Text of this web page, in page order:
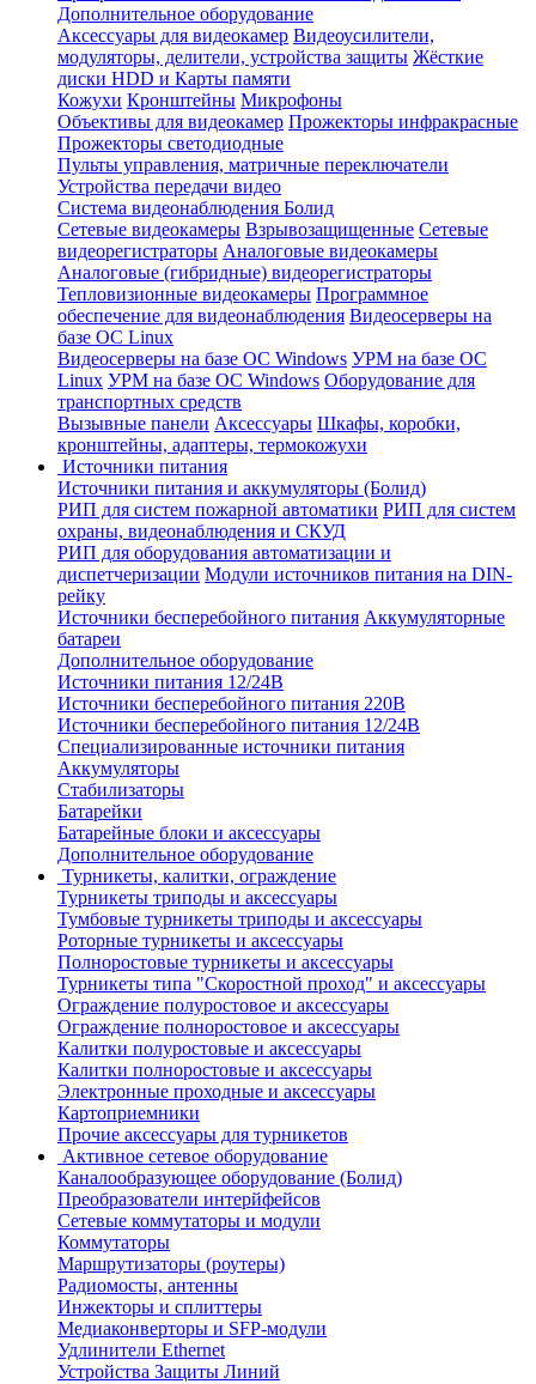
Дополнительное оборудование
Аксессуары для видеокамер Видеоусилители,
модуляторы, делители, устройства защиты Жёсткие
диски HDD и Карты памяти
Кожухи Кронштейны Микрофоны
Объективы для видеокамер Прожекторы инфракрасные
Прожекторы светодиодные
Пульты управления, матричные переключатели
Устройства передачи видео
Система видеонаблюдения Болид
Сетевые видеокамеры Взрывозащищенные Сетевые
видеорегистраторы Аналоговые видеокамеры
Аналоговые (гибридные) видеорегистраторы
Тепловизионные видеокамеры Программное
обеспечение для видеонаблюдения Видеосерверы на
базе ОС Linux
Видеосерверы на базе ОС Windows УРМ на базе ОС
Linux УРМ на базе ОС Windows Оборудование для
транспортных средств
Вызывные панели Аксессуары Шкафы, коробки,
кронштейны, адаптеры, термокожухи
Источники питания
Источники питания и аккумуляторы (Болид)
РИП для систем пожарной автоматики РИП для систем
охраны, видеонаблюдения и СКУД
РИП для оборудования автоматизации и
диспетчеризации Модули источников питания на DIN-
рейку
Источники бесперебойного питания Аккумуляторные
батареи
Дополнительное оборудование
Источники питания 12/24В
Источники бесперебойного питания 220В
Источники бесперебойного питания 12/24В
Специализированные источники питания
Аккумуляторы
Стабилизаторы
Батарейки
Батарейные блоки и аксессуары
Дополнительное оборудование
Турникеты, калитки, ограждение
Турникеты триподы и аксессуары
Тумбовые турникеты триподы и аксессуары
Роторные турникеты и аксессуары
Полноростовые турникеты и аксессуары
Турникеты типа "Скоростной проход" и аксессуары
Ограждение полуростовое и аксессуары
Ограждение полноростовое и аксессуары
Калитки полуростовые и аксессуары
Калитки полноростовые и аксессуары
Электронные проходные и аксессуары
Картоприемники
Прочие аксессуары для турникетов
Активное сетевое оборудование
Каналообразующее оборудование (Болид)
Преобразователи интерйфейсов
Сетевые коммутаторы и модули
Коммутаторы
Маршрутизаторы (роутеры)
Радиомосты, антенны
Инжекторы и сплиттеры
Медиаконверторы и SFP-модули
Удлинители Ethernet
Устройства Защиты Линий